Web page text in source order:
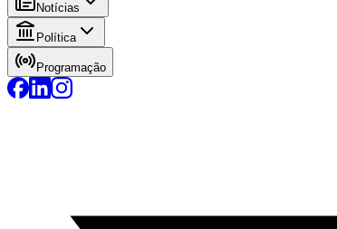
Notícias
Política
Programação